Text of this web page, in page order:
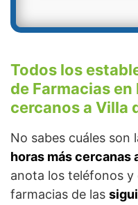
Todos los
de Farmacias
cercanos a Villa
No sabes cuáles son
horas más cercanas
anota los teléfonos
farmacias de las